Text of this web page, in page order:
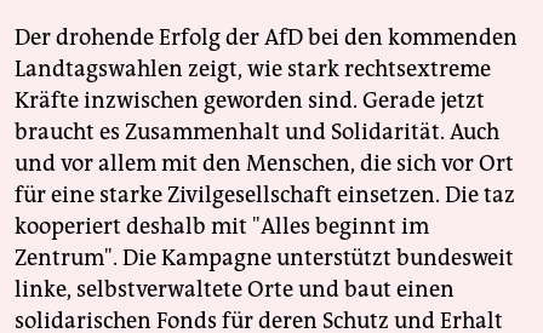
Der drohende Erfolg der AfD bei den kommenden
Landtagswahlen zeigt, wie stark rechtsextreme
Kräfte inzwischen geworden sind. Gerade jetzt
braucht es Zusammenhalt und Solidarität. Auch
und vor allem mit den Menschen, die sich vor Ort
für eine starke Zivilgesellschaft einsetzen. Die taz
kooperiert deshalb mit "Alles beginnt im
Zentrum". Die Kampagne unterstützt bundesweit
linke, selbstverwaltete Orte und baut einen
solidarischen Fonds für deren Schutz und Erhalt